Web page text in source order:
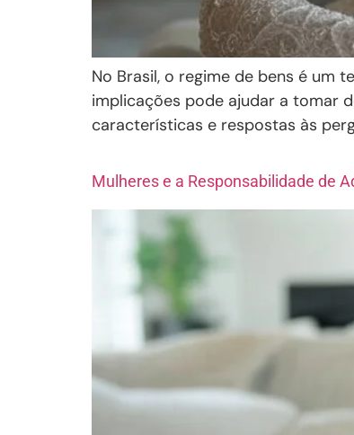
No Brasil, o regime de bens é um
implicações pode ajudar a tomar
características e respostas às
Mulheres e a Responsabilidade de